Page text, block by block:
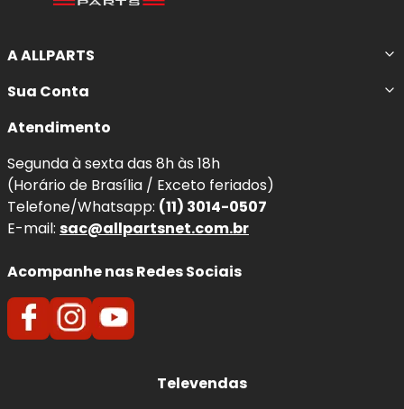
A ALLPARTS
Sua Conta
Atendimento
Segunda à sexta das 8h às 18h
(Horário de Brasília / Exceto feriados)
Telefone/Whatsapp: (11) 3014-0507
E-mail: sac@allpartsnet.com.br
Acompanhe nas Redes Sociais
Televendas